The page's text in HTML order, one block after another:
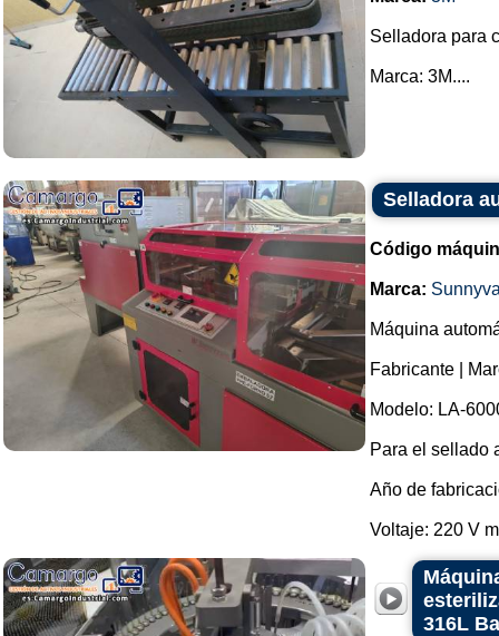
Selladora para
Marca: 3M....
Selladora
Código
Marca:
Máquina
Fabricante |
Modelo: LA-
Para el sellado
Año de
Voltaje: 220 V
316L